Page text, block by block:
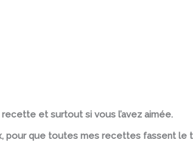
et surtout si vous l’avez aimée.
pour que toutes mes recettes fassent le